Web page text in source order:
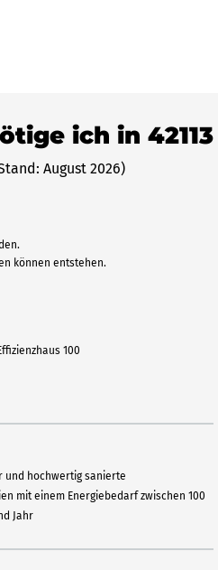
ich in
August 2026)
können entstehen.
100
und hochwertig sanierte
mit einem Energiebedarf zwischen 100
Jahr